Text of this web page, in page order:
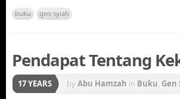
buku gen syiah
Pendapat Tentang
17 YEARS byAbu Hamzah in Buku, Gen